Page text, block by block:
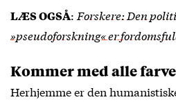
LÆS OGSÅ: Forskere: Den
»pseudoforskning« er
Kommer med alle
Herhjemme er den